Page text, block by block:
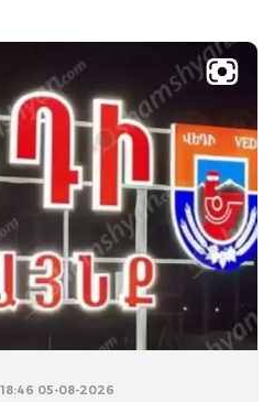
18:46 05-08-2026